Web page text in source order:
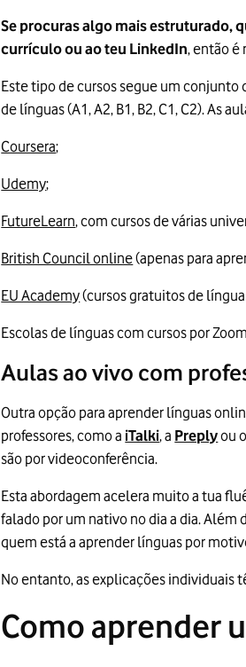
Se procuras algo mais estruturado,
currículo ou ao teu LinkedIn, então é
Este tipo de cursos segue um
de línguas (A1, A2, B1, B2, C1, C2). As
Coursera;
Udemy;
FutureLearn, com cursos de várias
British Council online(apenas para
EU Academy(cursos gratuitos de
Escolas de línguas com cursos por
Aulas ao vivo com
Outra opção para aprender línguas
professores, como a iTalki, a Preplyou
são por videoconferência.
Esta abordagem acelera muito a tua
falado por um nativo no dia a dia. Além
quem está a aprender línguas por
No entanto, as explicações individuais
Como aprender